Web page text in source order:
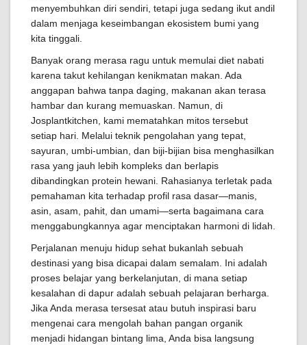
menyembuhkan diri sendiri, tetapi juga sedang ikut andil
dalam menjaga keseimbangan ekosistem bumi yang
kita tinggali.
Banyak orang merasa ragu untuk memulai diet nabati
karena takut kehilangan kenikmatan makan. Ada
anggapan bahwa tanpa daging, makanan akan terasa
hambar dan kurang memuaskan. Namun, di
Josplantkitchen, kami mematahkan mitos tersebut
setiap hari. Melalui teknik pengolahan yang tepat,
sayuran, umbi-umbian, dan biji-bijian bisa menghasilkan
rasa yang jauh lebih kompleks dan berlapis
dibandingkan protein hewani. Rahasianya terletak pada
pemahaman kita terhadap profil rasa dasar—manis,
asin, asam, pahit, dan umami—serta bagaimana cara
menggabungkannya agar menciptakan harmoni di lidah.
Perjalanan menuju hidup sehat bukanlah sebuah
destinasi yang bisa dicapai dalam semalam. Ini adalah
proses belajar yang berkelanjutan, di mana setiap
kesalahan di dapur adalah sebuah pelajaran berharga.
Jika Anda merasa tersesat atau butuh inspirasi baru
mengenai cara mengolah bahan pangan organik
menjadi hidangan bintang lima, Anda bisa langsung